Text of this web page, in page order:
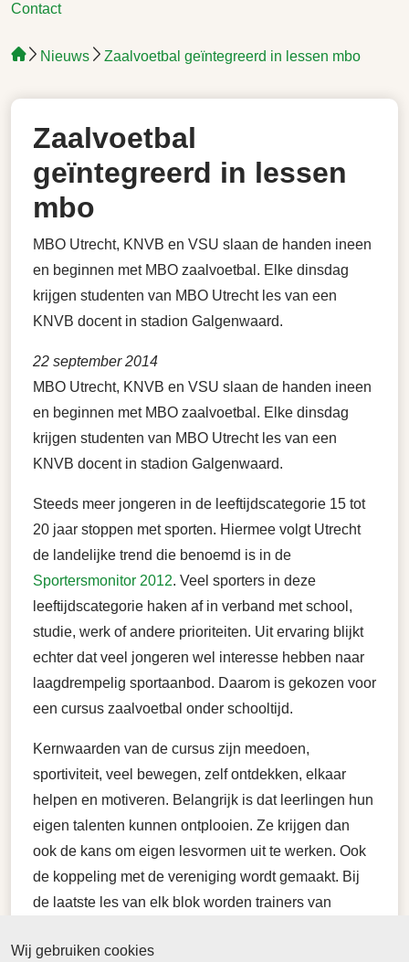
Contact
Nieuws Zaalvoetbal geïntegreerd in lessen mbo
Zaalvoetbal
geïntegreerd in lessen
mbo
MBO Utrecht, KNVB en VSU slaan de handen ineen
en beginnen met MBO zaalvoetbal. Elke dinsdag
krijgen studenten van MBO Utrecht les van een
KNVB docent in stadion Galgenwaard.
22 september 2014
MBO Utrecht, KNVB en VSU slaan de handen ineen
en beginnen met MBO zaalvoetbal. Elke dinsdag
krijgen studenten van MBO Utrecht les van een
KNVB docent in stadion Galgenwaard.
Steeds meer jongeren in de leeftijdscategorie 15 tot
20 jaar stoppen met sporten. Hiermee volgt Utrecht
de landelijke trend die benoemd is in de
Sportersmonitor 2012. Veel sporters in deze
leeftijdscategorie haken af in verband met school,
studie, werk of andere prioriteiten. Uit ervaring blijkt
echter dat veel jongeren wel interesse hebben naar
laagdrempelig sportaanbod. Daarom is gekozen voor
een cursus zaalvoetbal onder schooltijd.
Kernwaarden van de cursus zijn meedoen,
sportiviteit, veel bewegen, zelf ontdekken, elkaar
helpen en motiveren. Belangrijk is dat leerlingen hun
eigen talenten kunnen ontplooien. Ze krijgen dan
ook de kans om eigen lesvormen uit te werken. Ook
de koppeling met de vereniging wordt gemaakt. Bij
de laatste les van elk blok worden trainers van
vertellen over het verenigingsleven en krijgen op
Wij gebruiken cookies